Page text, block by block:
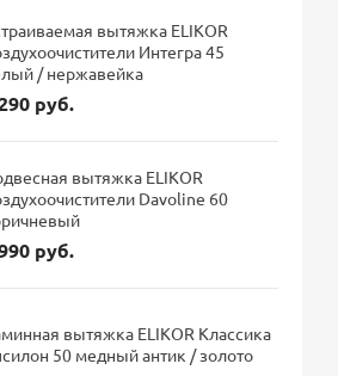
вытяжка ELIKOR
Интегра 45
/ нержавейка
руб.
вытяжка ELIKOR
Davoline 60
руб.
вытяжка ELIKOR Классика
50 медный антик / золото